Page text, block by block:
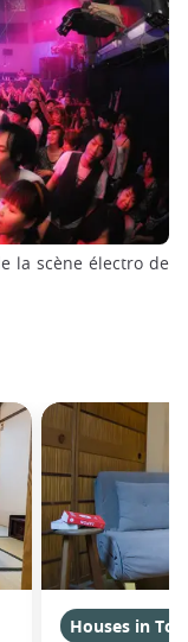
la scène électro de
Houses in